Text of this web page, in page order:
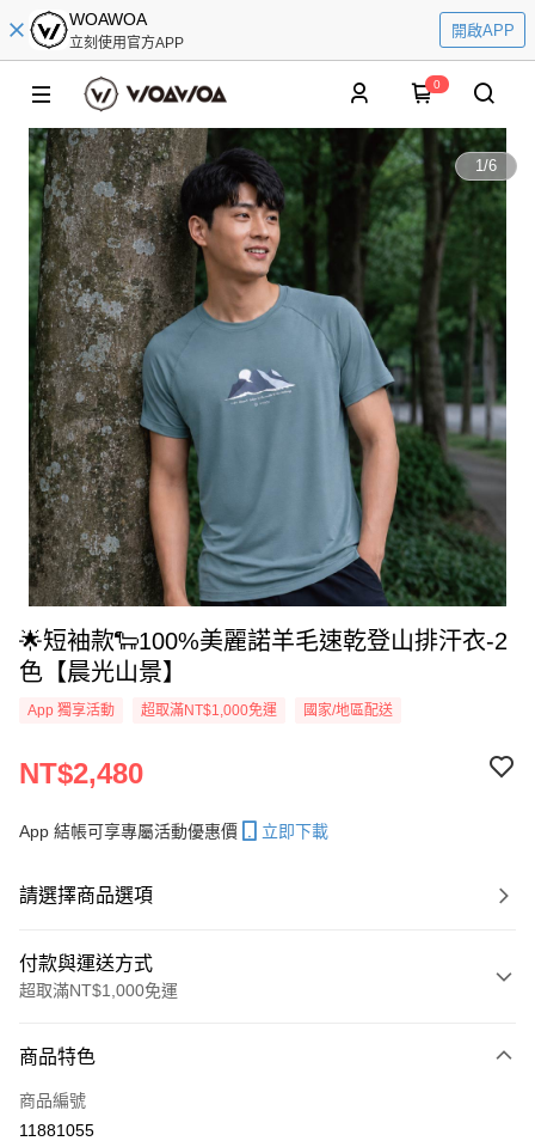
WOAWOA
立刻使用官方APP
開啟APP
0
1/6
🌟短袖款🐑100%美麗諾羊毛速乾登山排汗衣-2
色【晨光山景】
App 獨享活動 超取滿NT$1,000免運 國家/地區配送
NT$2,480
App 結帳可享專屬活動優惠價 立即下載
請選擇商品選項
付款與運送方式
超取滿NT$1,000免運
信用卡一次付款
信用卡分期付款
商品特色
商品編號
11881055